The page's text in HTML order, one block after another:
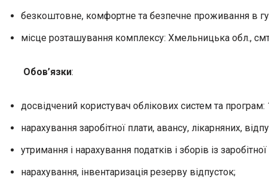
безкоштовне, комфортне та безпечне проживання в
місце розташування комплексу: Хмельницька обл., смт
Обов’язки:
досвідчений користувач облікових систем та програм:
нарахування заробітної плати, авансу, лікарняних,
утримання і нарахування податків і зборів із
нарахування, інвентаризація резерву відпусток;